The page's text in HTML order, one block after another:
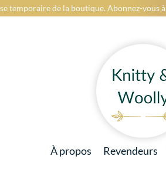
temporaire de la boutique. Abonnez-vous
À propos Revendeurs